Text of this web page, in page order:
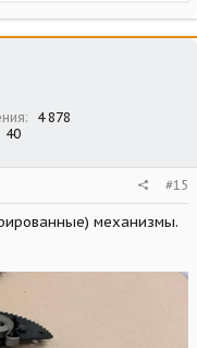
4 878
40
#15
механизмы.